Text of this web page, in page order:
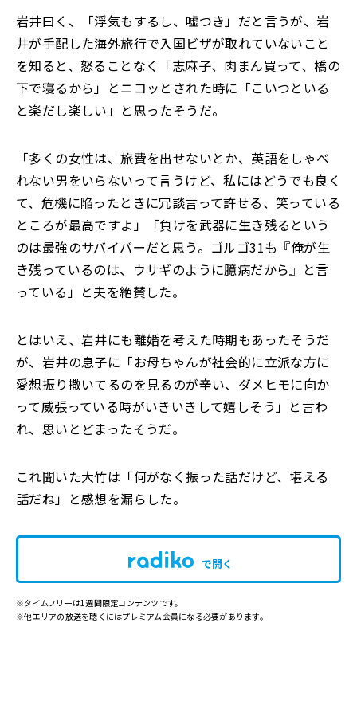
岩井曰く、「浮気もするし、嘘つき」だと言うが、岩
井が手配した海外旅行で入国ビザが取れていないこと
を知ると、怒ることなく「志麻子、肉まん買って、橋の
下で寝るから」とニコッとされた時に「こいつといる
と楽だし楽しい」と思ったそうだ。
「多くの女性は、旅費を出せないとか、英語をしゃべ
れない男をいらないって言うけど、私にはどうでも良く
て、危機に陥ったときに冗談言って許せる、笑っている
ところが最高ですよ」「負けを武器に生き残るという
のは最強のサバイバーだと思う。ゴルゴ31も『俺が生
き残っているのは、ウサギのように臆病だから』と言
っている」と夫を絶賛した。
とはいえ、岩井にも離婚を考えた時期もあったそうだ
が、岩井の息子に「お母ちゃんが社会的に立派な方に
愛想振り撒いてるのを見るのが辛い、ダメヒモに向か
って威張っている時がいきいきして嬉しそう」と言わ
れ、思いとどまったそうだ。
これ聞いた大竹は「何がなく振った話だけど、堪える
話だね」と感想を漏らした。
で開く
※タイムフリーは1週間限定コンテンツです。
※他エリアの放送を聴くにはプレミアム会員になる必要があります。